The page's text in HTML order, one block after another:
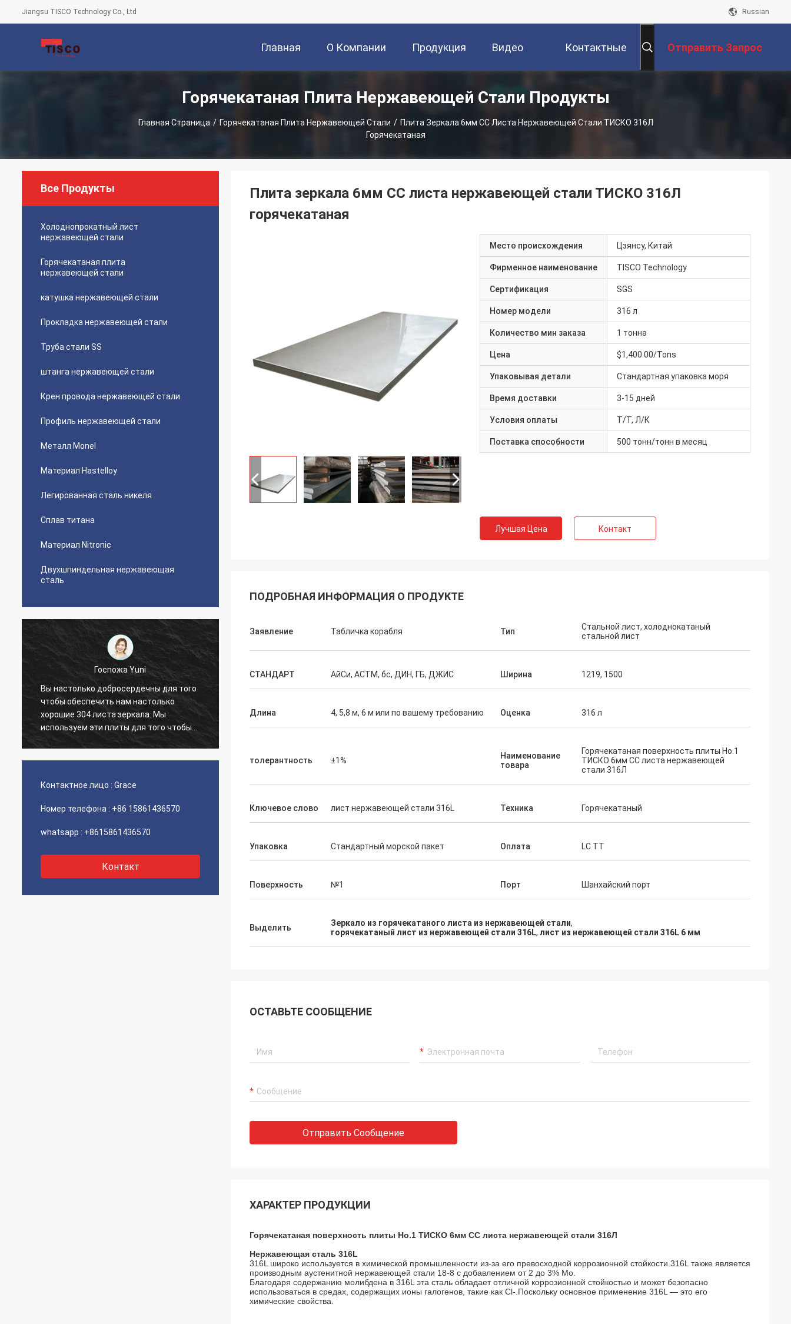
Jiangsu TISCO Technology Co., Ltd Russian
Главная
Страница
О Компании Продукция Видео Контактные
Данные
Отправить Запрос
Горячекатаная Плита Нержавеющей Стали Продукты
Главная Страница / Горячекатаная Плита Нержавеющей Стали / Плита Зеркала 6мм СС Листа Нержавеющей Стали ТИСКО 316Л
Горячекатаная
Все Продукты
Холоднопрокатный лист
нержавеющей стали
Горячекатаная плита
нержавеющей стали
катушка нержавеющей стали
Прокладка нержавеющей стали
Труба стали SS
штанга нержавеющей стали
Крен провода нержавеющей стали
Профиль нержавеющей стали
Металл Monel
Материал Hastelloy
Легированная сталь никеля
Сплав титана
Материал Nitronic
Двухшпиндельная нержавеющая
сталь
Госпожа Yuni
Вы настолько добросердечны для того
чтобы обеспечить нам настолько
хорошие 304 листа зеркала. Мы
используем эти плиты для того чтобы
сделать лифты. Спасибо!
nice seamless pipes!
Контактное лицо : Grace
Номер телефона : +86 15861436570
whatsapp : +8615861436570
Контакт
Плита зеркала 6мм СС листа нержавеющей стали ТИСКО 316Л
горячекатаная
Место происхождения Цзянсу, Китай
Фирменное наименование TISCO Technology
Сертификация SGS
Номер модели 316 л
Количество мин заказа 1 тонна
Цена $1,400.00/Tons
Упаковывая детали Стандартная упаковка моря
Время доставки 3-15 дней
Условия оплаты Т/Т, Л/К
Поставка способности 500 тонн/тонн в месяц
Лучшая Цена Контакт
ПОДРОБНАЯ ИНФОРМАЦИЯ О ПРОДУКТЕ
Заявление Табличка корабля Тип
Стальной лист, холоднокатаный
стальной лист
СТАНДАРТ АйСи, АСТМ, бс, ДИН, ГБ, ДЖИС Ширина 1219, 1500
Длина 4, 5,8 м, 6 м или по вашему требованию Оценка 316 л
толерантность ±1%
Наименование
товара
Горячекатаная поверхность плиты Но.1
ТИСКО 6мм СС листа нержавеющей
стали 316Л
Ключевое слово лист нержавеющей стали 316L Техника Горячекатаный
Упаковка Стандартный морской пакет Оплата LC TT
Поверхность №1 Порт Шанхайский порт
Выделить Зеркало из горячекатаного листа из нержавеющей стали,
горячекатаный лист из нержавеющей стали 316L, лист из нержавеющей стали 316L 6 мм
ОСТАВЬТЕ СООБЩЕНИЕ
Отправить Сообщение
ХАРАКТЕР ПРОДУКЦИИ
Горячекатаная поверхность плиты Но.1 ТИСКО 6мм СС листа нержавеющей стали 316Л
Нержавеющая сталь 316L
316L широко используется в химической промышленности из-за его превосходной коррозионной стойкости.316L также является
производным аустенитной нержавеющей стали 18-8 с добавлением от 2 до 3% Мо.
Благодаря содержанию молибдена в 316L эта сталь обладает отличной коррозионной стойкостью и может безопасно
использоваться в средах, содержащих ионы галогенов, такие как Cl-.Поскольку основное применение 316L — это его
химические свойства.